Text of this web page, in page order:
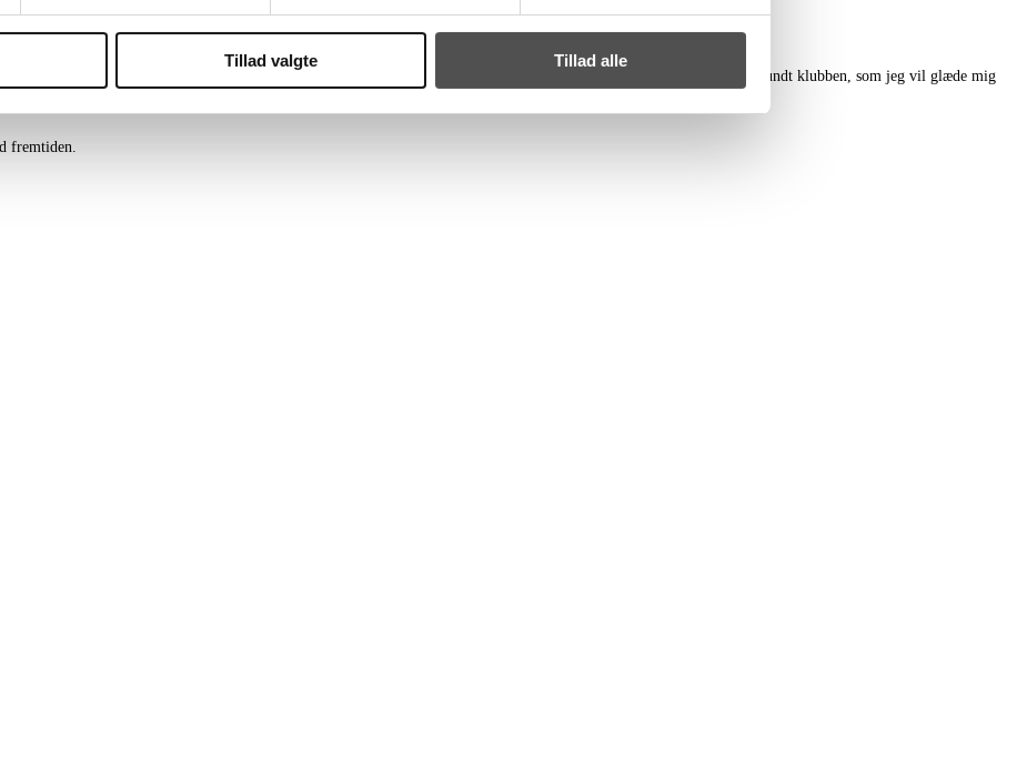
Tillad valgte Tillad alle
Jeg vil derfor gerne takke alle for en god tid i TSØ, nogle gode drenge og mange gode mennesker i og rundt klubben, som jeg vil glæde mig
fremtiden.